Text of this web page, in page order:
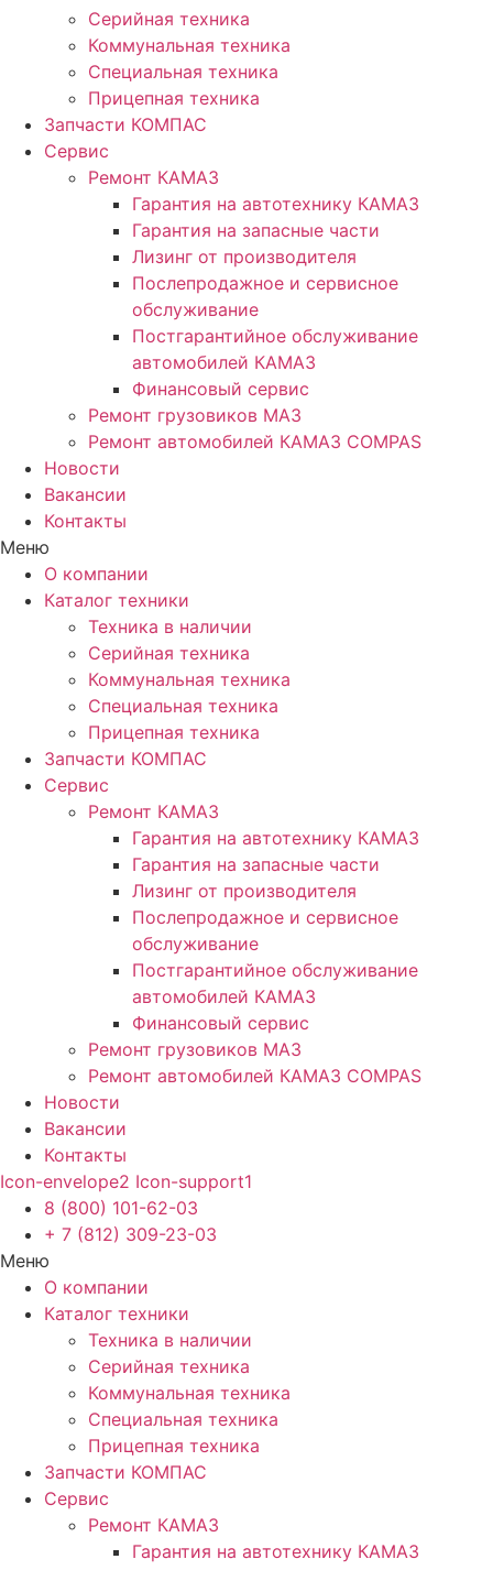
Серийная техника
Коммунальная техника
Специальная техника
Прицепная техника
Запчасти КОМПАС
Сервис
Ремонт КАМАЗ
Гарантия на автотехнику КАМАЗ
Гарантия на запасные части
Лизинг от производителя
Послепродажное и сервисное
обслуживание
Постгарантийное обслуживание
автомобилей КАМАЗ
Финансовый сервис
Ремонт грузовиков МАЗ
Ремонт автомобилей КАМАЗ COMPAS
Новости
Вакансии
Контакты
Меню
О компании
Каталог техники
Техника в наличии
Серийная техника
Коммунальная техника
Специальная техника
Прицепная техника
Запчасти КОМПАС
Сервис
Ремонт КАМАЗ
Гарантия на автотехнику КАМАЗ
Гарантия на запасные части
Лизинг от производителя
Послепродажное и сервисное
обслуживание
Постгарантийное обслуживание
автомобилей КАМАЗ
Финансовый сервис
Ремонт грузовиков МАЗ
Ремонт автомобилей КАМАЗ COMPAS
Новости
Вакансии
Контакты
Icon-envelope2 Icon-support1
8 (800) 101-62-03
+ 7 (812) 309-23-03
Меню
О компании
Каталог техники
Техника в наличии
Серийная техника
Коммунальная техника
Специальная техника
Прицепная техника
Запчасти КОМПАС
Сервис
Ремонт КАМАЗ
Гарантия на автотехнику КАМАЗ